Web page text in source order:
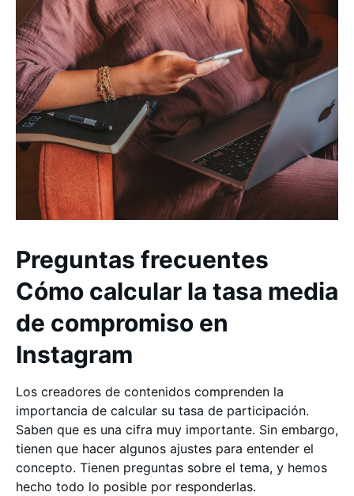
Preguntas frecuentes
Cómo calcular la tasa media
de compromiso en
Instagram
Los creadores de contenidos comprenden la
importancia de calcular su tasa de participación.
Saben que es una cifra muy importante. Sin embargo,
tienen que hacer algunos ajustes para entender el
concepto. Tienen preguntas sobre el tema, y hemos
hecho todo lo posible por responderlas.